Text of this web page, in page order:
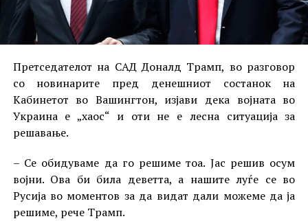
Претседателот на САД Доналд Трамп, во разговор
со новинарите пред денешниот состанок на
Кабинетот во Вашингтон, изјави дека војната во
Украина е „хаос“ и оти не е лесна ситуација за
решавање.
– Се обидуваме да го решиме тоа. Јас решив осум
војни. Ова би била деветта, а нашите луѓе се во
Русија во моментов за да видат дали можеме да ја
решиме, рече Трамп.